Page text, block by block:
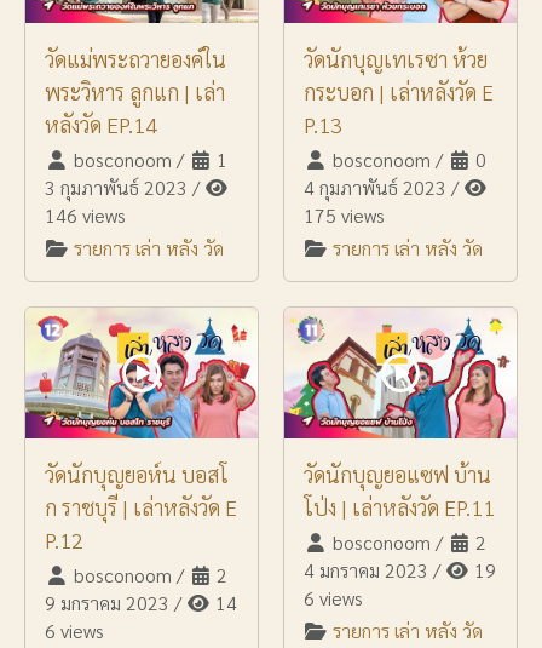
วัดแม่พระถวายองค์ใน
พระวิหาร ลูกแก | เล่า
หลังวัด EP.14
bosconoom /
1
3 กุมภาพันธ์ 2023 /
146 views
รายการ เล่า หลัง วัด
วัดนักบุญเทเรซา ห้วย
กระบอก | เล่าหลังวัด E
P.13
bosconoom /
0
4 กุมภาพันธ์ 2023 /
175 views
รายการ เล่า หลัง วัด
วัดนักบุญยอห์น บอสโ
ก ราชบุรี | เล่าหลังวัด E
P.12
bosconoom /
2
9 มกราคม 2023 /
14
6 views
วัดนักบุญยอแซฟ บ้าน
โป่ง | เล่าหลังวัด EP.11
bosconoom /
2
4 มกราคม 2023 /
19
6 views
รายการ เล่า หลัง วัด